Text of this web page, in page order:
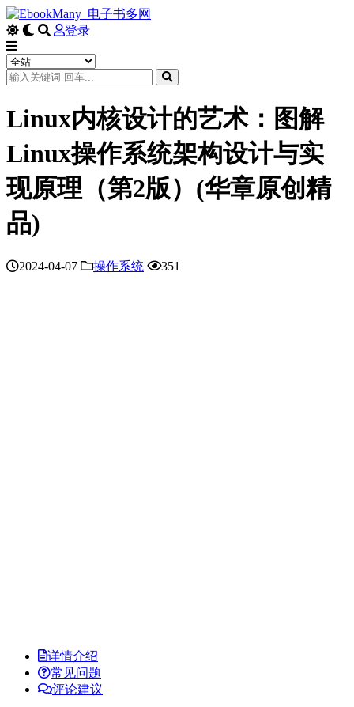
登录
Linux内核设计的艺术：图解
Linux操作系统架构设计与实
现原理（第2版）(华章原创精
品)
2024-04-07 操作系统 351
详情介绍
常见问题
评论建议